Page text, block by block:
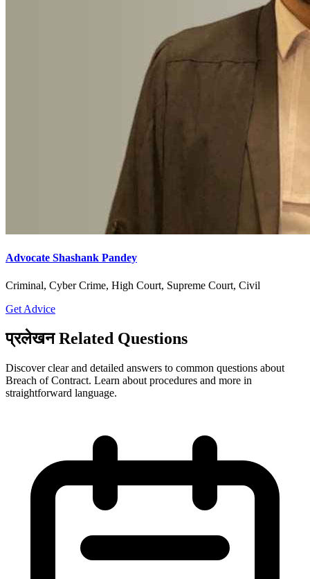
Advocate Shashank Pandey
Criminal, Cyber Crime, High Court, Supreme Court, Civil
Get Advice
प्रलेखन Related Questions
Discover clear and detailed answers to common questions about
Breach of Contract. Learn about procedures and more in
straightforward language.